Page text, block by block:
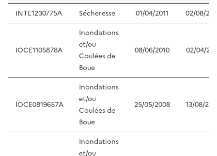
INTE1230775A
Sécheresse 01/04/2011 02/08/
IOCE1105878A
Inondations
et/ou
Coulées de
Boue
08/06/2010 02/04/
IOCE0819657A
Inondations
et/ou
Coulées de
Boue
25/05/2008 13/08/
Inondations
et/ou